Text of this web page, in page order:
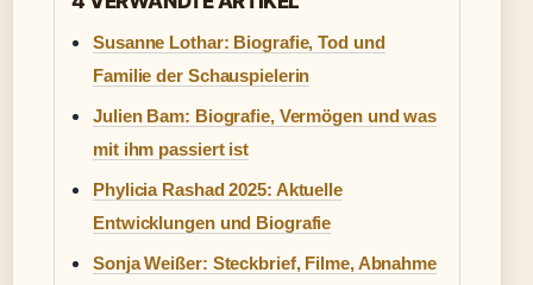
Susanne Lothar: Biografie, Tod und
Familie der Schauspielerin
Julien Bam: Biografie, Vermögen und was
mit ihm passiert ist
Phylicia Rashad 2025: Aktuelle
Entwicklungen und Biografie
Sonja Weißer: Steckbrief, Filme, Abnahme